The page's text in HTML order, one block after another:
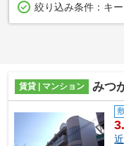
絞り込み条件： キ
賃貸 | マンション みつ